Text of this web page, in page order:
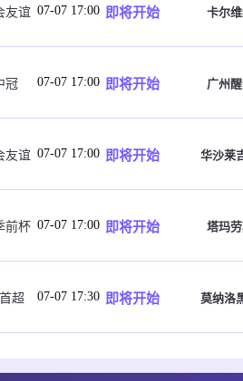
友谊 07-07 17:00 即将开始 卡尔
冠 07-07 17:00 即将开始 广州
友谊 07-07 17:00 即将开始 华沙莱
前杯 07-07 17:00 即将开始 塔玛
超 07-07 17:30 即将开始 莫纳洛
超 即将开始